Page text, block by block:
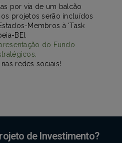
por via de um balcão
projetos serão incluídos
Membros à ‘Task
BEI.
do Fundo
redes sociais!
de Investimento?